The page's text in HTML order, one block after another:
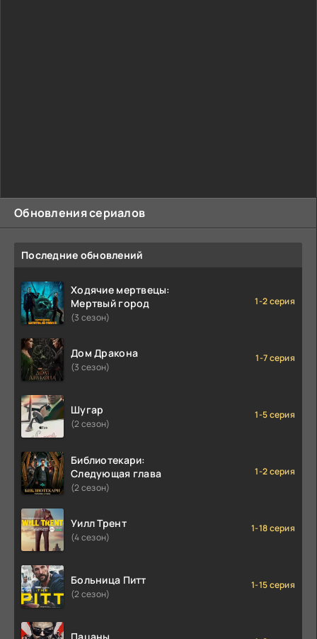
Обновления сериалов
Последние обновлений
Ходячие мертвецы:
Мертвый город
(3 сезон)
1-2 серия
Дом Дракона
(3 сезон)
1-7 серия
Шугар
(2 сезон)
1-5 серия
Библиотекари:
Следующая глава
(2 сезон)
1-2 серия
Уилл Трент
(4 сезон)
1-18 серия
Больница Питт
(2 сезон)
1-15 серия